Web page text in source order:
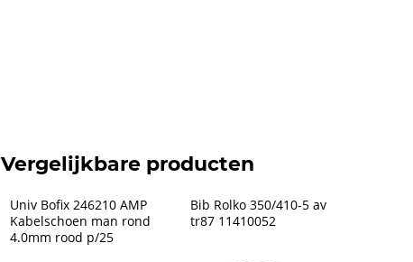
Vergelijkbare producten
Univ Bofix 246210 AMP
Kabelschoen man rond
4.0mm rood p/25
Bib Rolko 350/410-5 av
tr87 11410052